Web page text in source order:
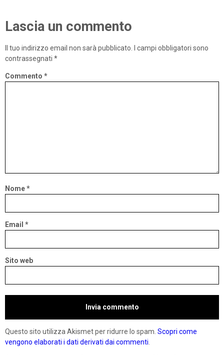
Lascia un commento
Il tuo indirizzo email non sarà pubblicato.
I campi obbligatori sono
contrassegnati *
Commento *
Nome*
Email *
Sito web
Questo sito utilizza Akismet per ridurre lo spam. Scopri come
vengono elaborati i dati derivati dai commenti.